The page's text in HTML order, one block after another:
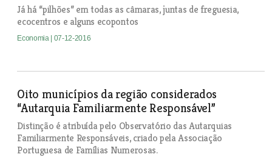
Já há “pilhões” em todas as câmaras, juntas de freguesia,
ecocentros e alguns ecopontos
Economia | 07-12-2016
Oito municípios da região considerados
“Autarquia Familiarmente Responsável”
Distinção é atribuída pelo Observatório das Autarquias
Familiarmente Responsáveis, criado pela Associação
Portuguesa de Famílias Numerosas.